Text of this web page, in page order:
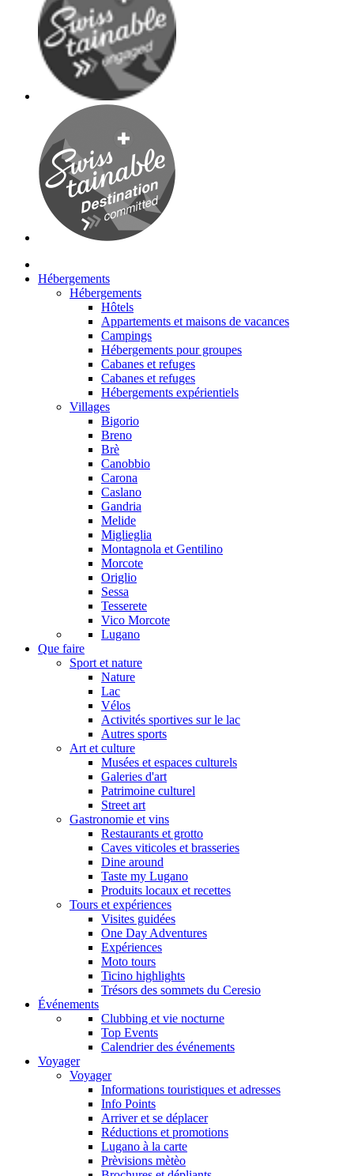
Hébergements
Hébergements
Hôtels
Appartements et maisons de vacances
Campings
Hébergements pour groupes
Cabanes et refuges
Cabanes et refuges
Hébergements expérientiels
Villages
Bigorio
Breno
Brè
Canobbio
Carona
Caslano
Gandria
Melide
Miglieglia
Montagnola et Gentilino
Morcote
Origlio
Sessa
Tesserete
Vico Morcote
Lugano
Que faire
Sport et nature
Nature
Lac
Vélos
Activités sportives sur le lac
Autres sports
Art et culture
Musées et espaces culturels
Galeries d'art
Patrimoine culturel
Street art
Gastronomie et vins
Restaurants et grotto
Caves viticoles et brasseries
Dine around
Taste my Lugano
Produits locaux et recettes
Tours et expériences
Visites guidées
One Day Adventures
Expériences
Moto tours
Ticino highlights
Trésors des sommets du Ceresio
Événements
Clubbing et vie nocturne
Top Events
Calendrier des événements
Voyager
Voyager
Informations touristiques et adresses
Info Points
Arriver et se déplacer
Réductions et promotions
Lugano à la carte
Prèvisions mètèo